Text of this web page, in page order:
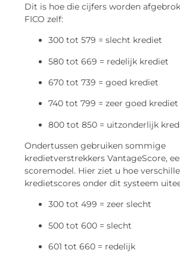
Dit is hoe die cijfers worden
FICO zelf:
300 tot 579 = slecht krediet
580 tot 669 = redelijk krediet
670 tot 739 = goed krediet
740 tot 799 = zeer goed krediet
800 tot 850 = uitzonderlijk
Ondertussen gebruiken sommige
kredietverstrekkers VantageScore,
scoremodel. Hier ziet u hoe
kredietscores onder dit systeem
300 tot 499 = zeer slecht
500 tot 600 = slecht
601 tot 660 = redelijk